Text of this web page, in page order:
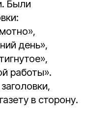
Были
день»,
работы».
в сторону.